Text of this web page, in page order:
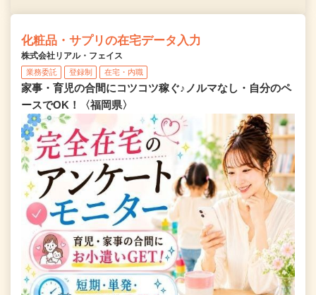
化粧品・サプリの在宅データ入力
株式会社リアル・フェイス
業務委託 登録制 在宅・内職
家事・育児の合間にコツコツ稼ぐ♪ノルマなし・自分のペ
ースでOK！〈福岡県〉